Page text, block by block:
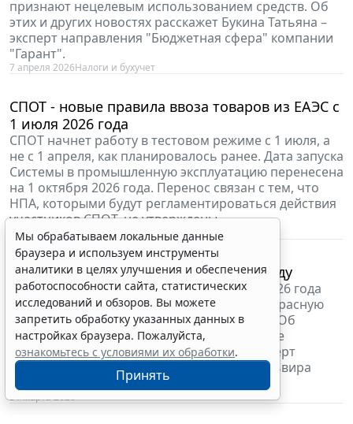
Особенности учета хранящегося в
медицинских укладках/аптечках спирта
требованиями, чтобы избежать претензий
проверяющих, расскажет Клименко Галина –
консультант-эксперт направления "Бюджетная
сфера" компании "Гарант".
14 апреля 2026Налоги и бухучет
Законодательство об НКО: от хаоса к единой
системе
Мы обрабатываем локальные данные
браузера и используем инструменты
аналитики в целях улучшения и обеспечения
работоспособности сайта, статистических
исследований и обзоров. Вы можете
запретить обработку указанных данных в
настройках браузера. Пожалуйста,
ознакомьтесь с условиями их обработки.
Принять